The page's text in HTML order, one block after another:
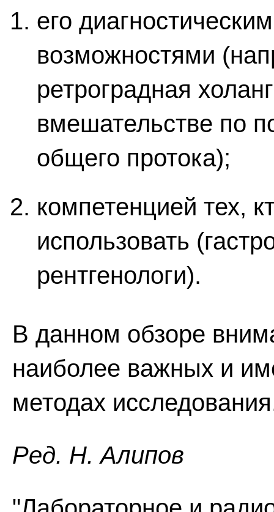
его
возможностями
ретроградная
вмешательстве по
общего протока);
компетенцией тех,
использовать
рентгенологи).
В данном обзоре
наиболее важных и
методах
Ред. Н. Алипов